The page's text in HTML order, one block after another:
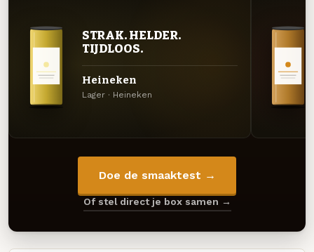
STRAK. HELDER.
TIJDLOOS.
Heineken
Lager · Heineken
Doe de smaaktest →
Of stel direct je box samen →